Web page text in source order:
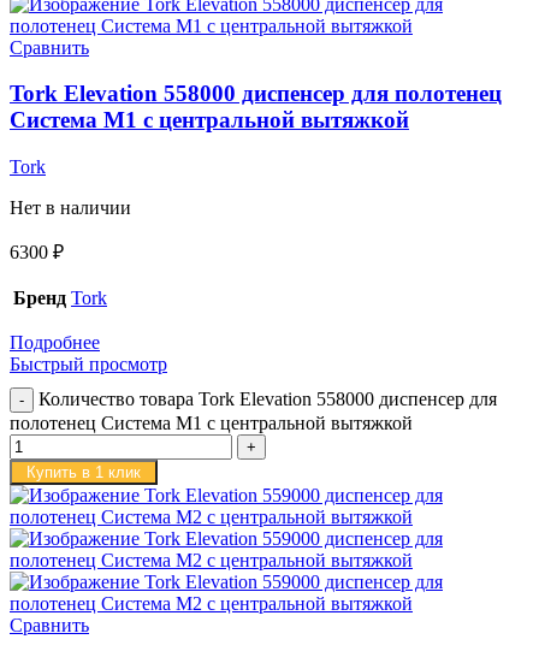
Сравнить
Tork Elevation 558000 диспенсер для полотенец
Система M1 с центральной вытяжкой
Tork
Нет в наличии
6300 ₽
Бренд Tork
Подробнее
Быстрый просмотр
Количество товара Tork Elevation 558000 диспенсер для
полотенец Система M1 с центральной вытяжкой
Купить в 1 клик
Сравнить